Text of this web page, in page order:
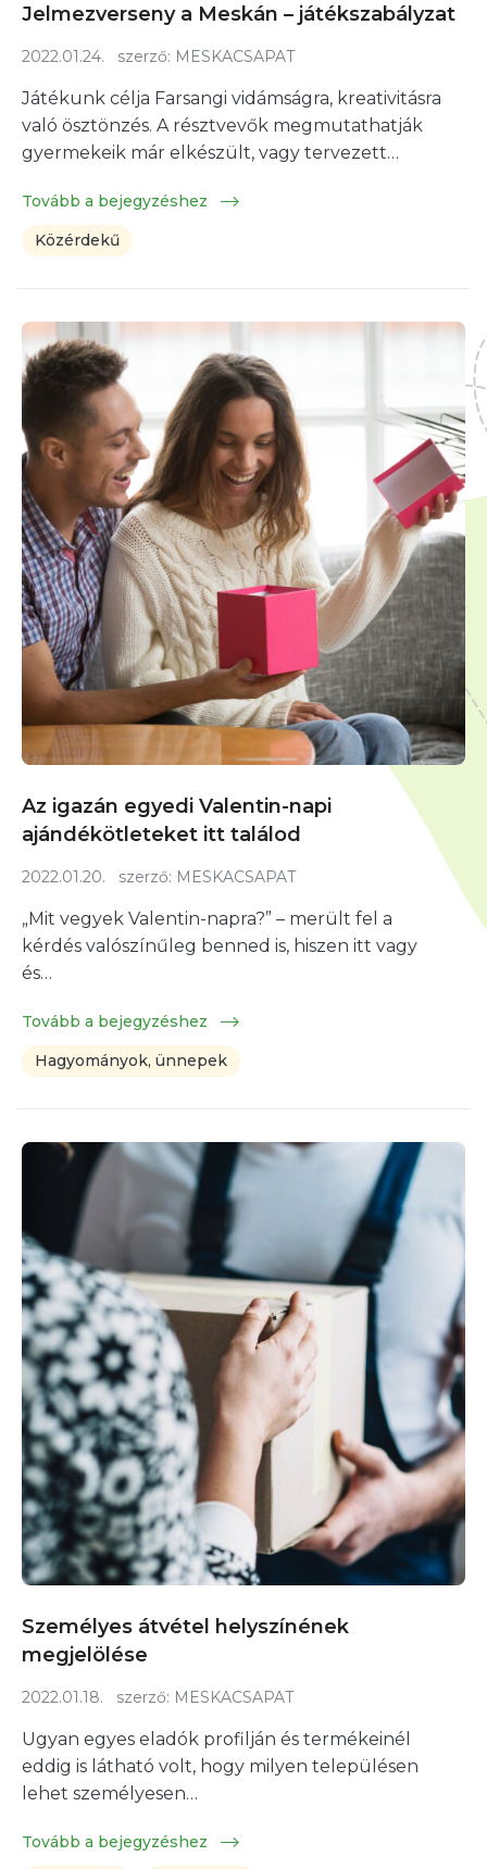
Jelmezverseny a Meskán – játékszabályzat
2022.01.24. szerző: MESKACSAPAT
Játékunk célja Farsangi vidámságra, kreativitásra
való ösztönzés. A résztvevők megmutathatják
gyermekeik már elkészült, vagy tervezett…
Tovább a bejegyzéshez
Közérdekű
Az igazán egyedi Valentin-napi
ajándékötleteket itt találod
2022.01.20. szerző: MESKACSAPAT
„Mit vegyek Valentin-napra?” – merült fel a
kérdés valószínűleg benned is, hiszen itt vagy
és…
Tovább a bejegyzéshez
Hagyományok, ünnepek
Személyes átvétel helyszínének
megjelölése
2022.01.18. szerző: MESKACSAPAT
Ugyan egyes eladók profilján és termékeinél
eddig is látható volt, hogy milyen településen
lehet személyesen…
Tovább a bejegyzéshez